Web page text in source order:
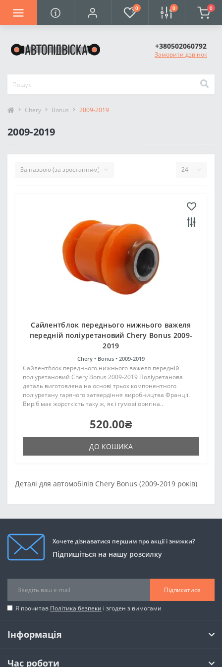
0 0 0
+380502060792
Замовити дзвінок
Chery Bonus 2009-2019
2009-2019
Сайлентблок переднього нижнього важеля
передній поліуретановий Chery Bonus 2009-
2019
Chery • Bonus • 2009-2019
Сайлентблок переднього нижнього важеля передній
поліуретановий Chery Bonus 2009-2019 Поліуретанова
деталь виготовлена на основі трьох компонентного
поліуретану гарячого затвердіння виробництва Франції.
Виріб має жорсткість таку ж, як і гумові оригіна..
520.00₴
ДО КОШИКА
Деталі для автомобілів Chery Bonus (2009-2019 років)
Хочете дізнаватися першим про акції і знижки?
Підпишіться на нашу розсилку
Підписатися
Я прочитав Політика безпеки і згоден з вимогами
Інформація
Час роботи